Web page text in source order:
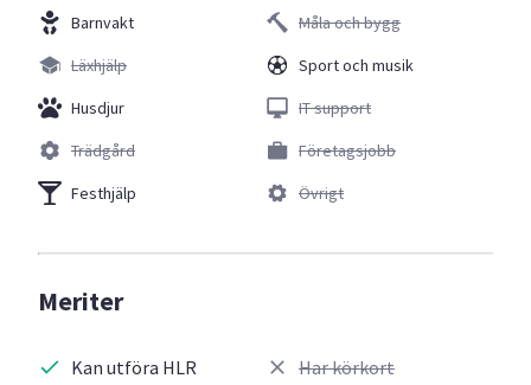
Barnvakt
Läxhjälp
Husdjur
Trädgård
Festhjälp
Måla och bygg
Sport och musik
IT support
Företagsjobb
Övrigt
Meriter
Kan utföra HLR Har körkort